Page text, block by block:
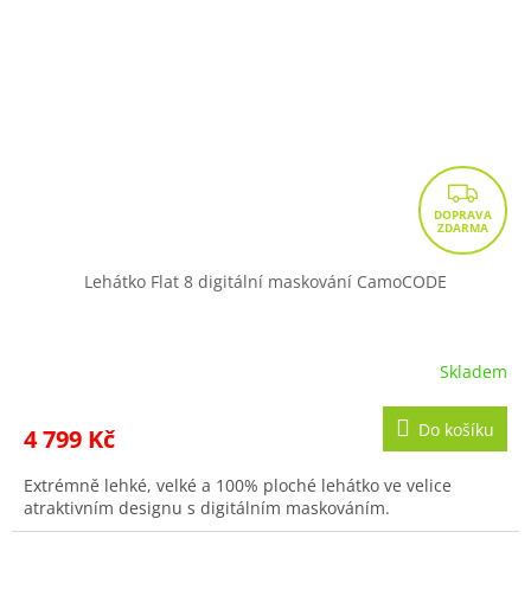
Z
D
A
Lehátko Flat 8 digitální maskování CamoCODE
Skladem
4 799 Kč Do košíku
Extrémně lehké, velké a 100% ploché lehátko ve velice
atraktivním designu s digitálním maskováním.